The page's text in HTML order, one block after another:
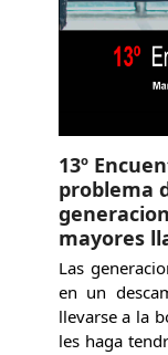
13º
problema
mayores
Las
en un
llevarse a la
les haga